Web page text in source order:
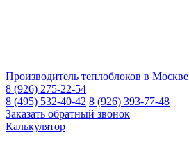
Производитель теплоблоков в
8 (926) 275-22-54
8 (495) 532-40-42 8 (926) 393-77-48
Заказать обратный звонок
Калькулятор